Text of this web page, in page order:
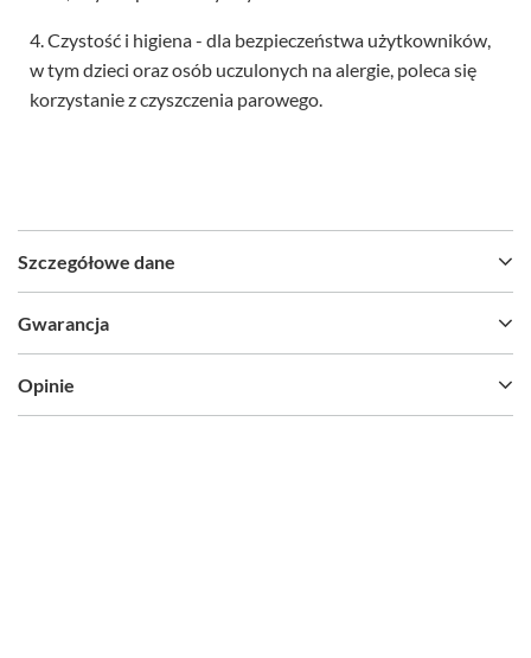
4. Czystość i higiena - dla bezpieczeństwa użytkowników,
w tym dzieci oraz osób uczulonych na alergie, poleca się
korzystanie z czyszczenia parowego.
Szczegółowe dane
Gwarancja
Opinie